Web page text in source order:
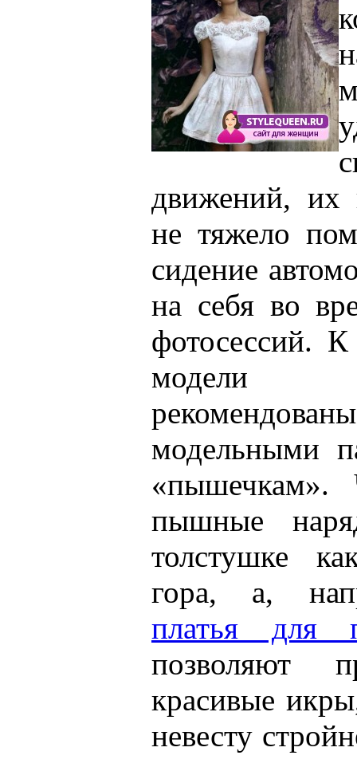
движений, их
не тяжело
сидение
на себя во
фотосессий.
модели
модельными
«пышечкам».
пышные
толстушке
гора, а,
платья для
позволяют
красивые
невесту